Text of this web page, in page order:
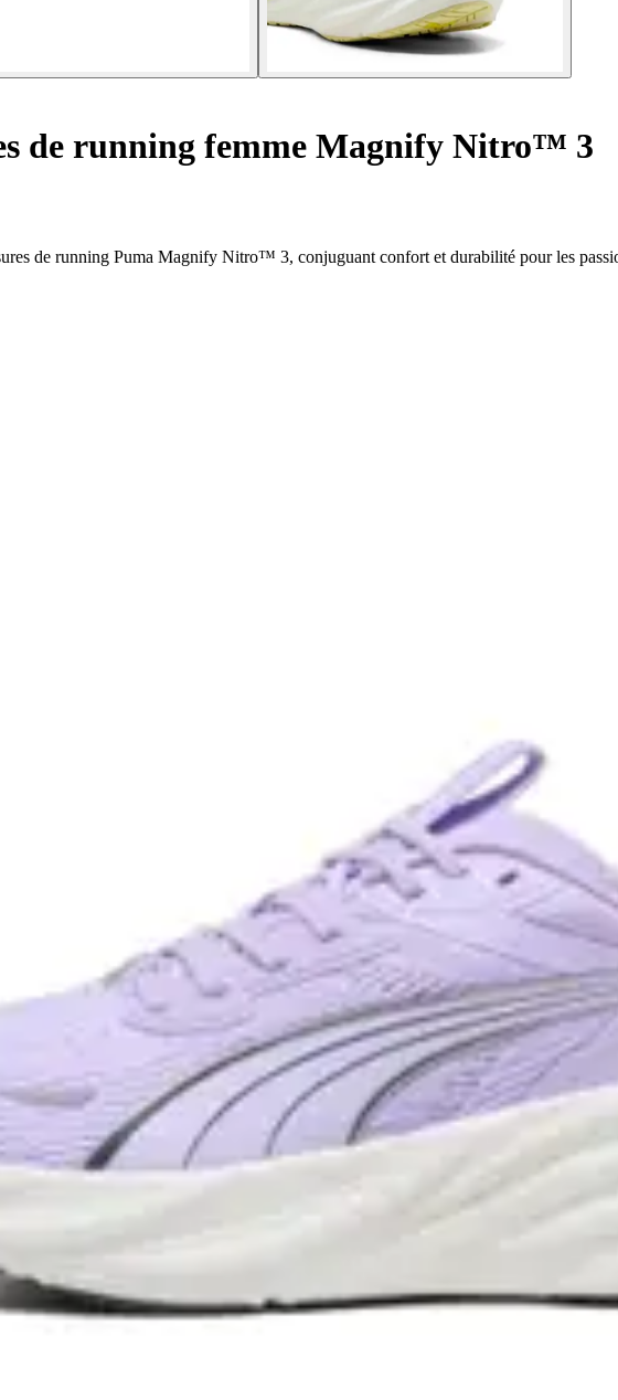
de running femme Magnify Nitro™ 3
de running Puma Magnify Nitro™ 3, conjuguant confort et durabilité pour les